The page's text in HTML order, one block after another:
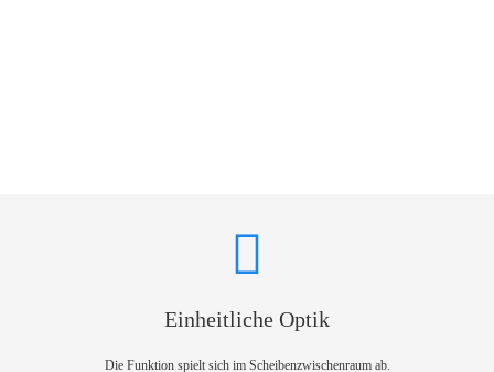
Einheitliche Optik
Die Funktion spielt sich im Scheibenzwischenraum ab.